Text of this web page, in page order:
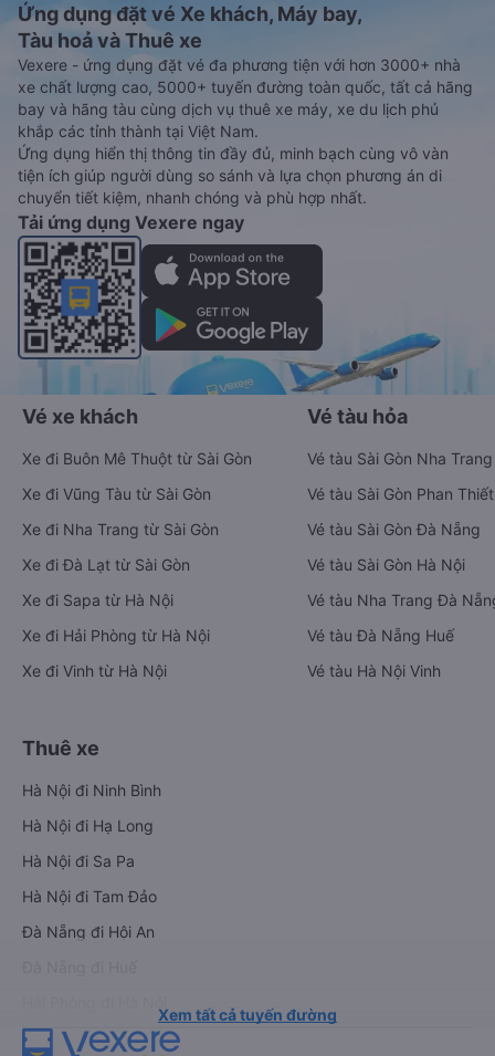
Ứng dụng đặt vé Xe khách, Máy bay,
Tàu hoả và Thuê xe
Vexere - ứng dụng đặt vé đa phương tiện với hơn 3000+ nhà
xe chất lượng cao, 5000+ tuyến đường toàn quốc, tất cả hãng
bay và hãng tàu cùng dịch vụ thuê xe máy, xe du lịch phủ
khắp các tỉnh thành tại Việt Nam.
Ứng dụng hiển thị thông tin đầy đủ, minh bạch cùng vô vàn
tiện ích giúp người dùng so sánh và lựa chọn phương án di
chuyển tiết kiệm, nhanh chóng và phù hợp nhất.
Tải ứng dụng Vexere ngay
Vé xe khách
Xe đi Buôn Mê Thuột từ Sài Gòn
Xe đi Vũng Tàu từ Sài Gòn
Xe đi Nha Trang từ Sài Gòn
Xe đi Đà Lạt từ Sài Gòn
Xe đi Sapa từ Hà Nội
Xe đi Hải Phòng từ Hà Nội
Xe đi Vinh từ Hà Nội
Vé tàu hỏa
Vé tàu Sài Gòn Nha Trang
Vé tàu Sài Gòn Phan Thiết
Vé tàu Sài Gòn Đà Nẵng
Vé tàu Sài Gòn Hà Nội
Vé tàu Nha Trang Đà
Vé tàu Đà Nẵng Huế
Vé tàu Hà Nội Vinh
Thuê xe
Hà Nội đi Ninh Bình
Hà Nội đi Hạ Long
Hà Nội đi Sa Pa
Hà Nội đi Tam Đảo
Đà Nẵng đi Hội An
Xem tất cả tuyến đường